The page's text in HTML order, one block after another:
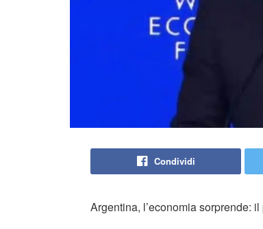
Condividi
Argentina, l’economia sorprende: